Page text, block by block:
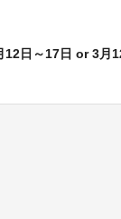
12日～17日 or 3月